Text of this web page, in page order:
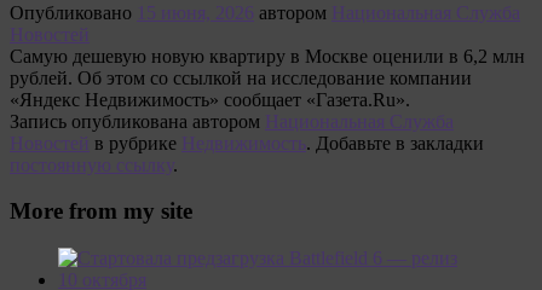
Опубликовано 15 июня, 2026 автором Национальная Служба
Новостей
Самую дешевую новую квартиру в Москве оценили в 6,2 млн
рублей. Об этом со ссылкой на исследование компании
«Яндекс Недвижимость» сообщает «Газета.Ru».
Запись опубликована автором Национальная Служба
Новостей в рубрике Недвижимость. Добавьте в закладки
постоянную ссылку.
More from my site